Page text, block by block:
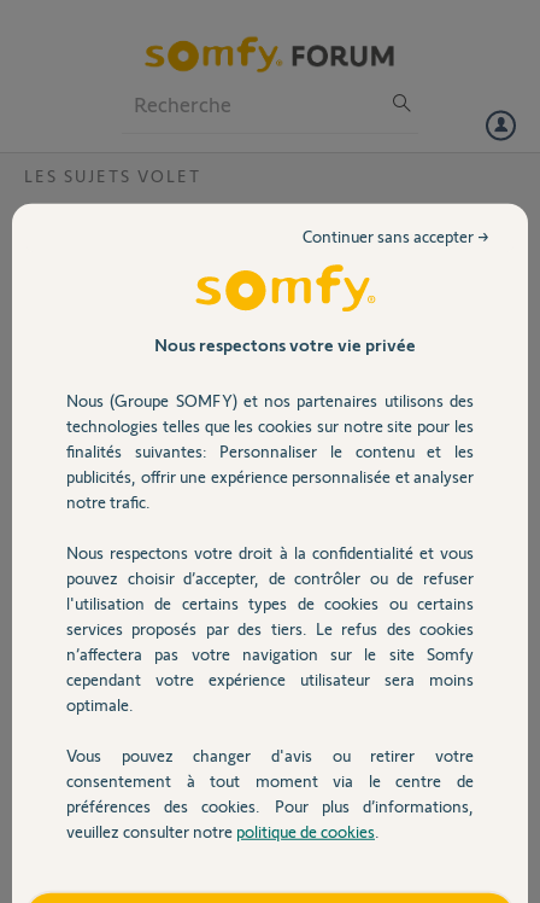
Volet
Sécurité
Domotique
Chauffage
Autres produits
Devis avec un pro
Contact
LES SUJETS VOLET
Comment faire remonter un volet roulant ?
J'ai un souci sur un volet roulant Altus RTS 20/17 qui ne remonte plus
. Aucun souci pour la descente mais rien du tout lorsqu'il faut le
remonter hormis un petit "clic" au niveau du moteur qui
apparemment communique mais ne réagit pas.
Merci pour vos retours,
olivier S.
il y a presque 2 ans
Participer au fil de discussion
Réponses
Changez le condensateur
Bonne journée à vous.
Anonyme il y a presque 2 ans
Nous respectons votre vie privée
Nous (Groupe SOMFY) et nos partenaires utilisons des
technologies telles que les cookies sur notre site pour les
finalités suivantes: Personnaliser le contenu et les
publicités, offrir une expérience personnalisée et analyser
notre trafic.
Nous respectons votre droit à la confidentialité et vous
pouvez choisir d’accepter, de contrôler ou de refuser
l'utilisation de certains types de cookies ou certains
services proposés par des tiers. Le refus des cookies
n’affectera pas votre navigation sur le site Somfy
cependant votre expérience utilisateur sera moins
optimale.
Vous pouvez changer d'avis ou retirer votre
consentement à tout moment via le centre de
préférences des cookies. Pour plus d’informations,
veuillez consulter notre politique de cookies
Continuer sans accepter →